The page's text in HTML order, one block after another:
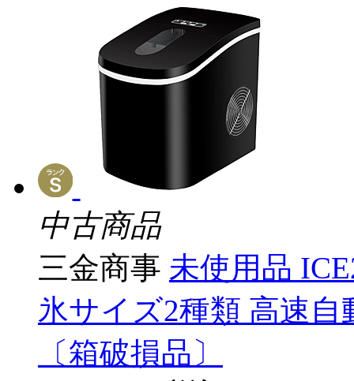
中古商品
三金商事 未使用品
氷サイズ2種類 高速自
〔箱破損品〕